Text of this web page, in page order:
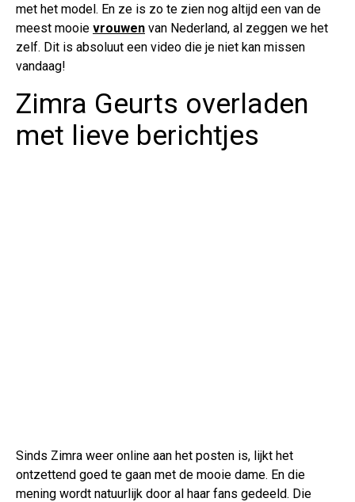
met het model. En ze is zo te zien nog altijd een van de
meest mooie vrouwen van Nederland, al zeggen we het
zelf. Dit is absoluut een video die je niet kan missen
vandaag!
Zimra Geurts overladen
met lieve berichtjes
Sinds Zimra weer online aan het posten is, lijkt het
ontzettend goed te gaan met de mooie dame. En die
mening wordt natuurlijk door al haar fans gedeeld. Die